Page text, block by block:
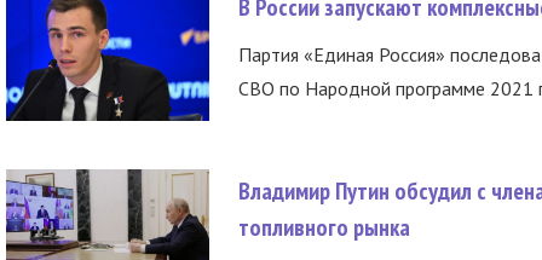
В России запускают
Партия «Единая Россия»
СВО по Народной программе 2021
Владимир Путин обсудил с
топливного рынка